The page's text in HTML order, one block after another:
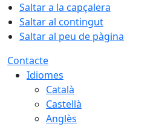
Saltar a la capçalera
Saltar al contingut
Saltar al peu de pàgina
Contacte
Idiomes
Català
Castellà
Anglès